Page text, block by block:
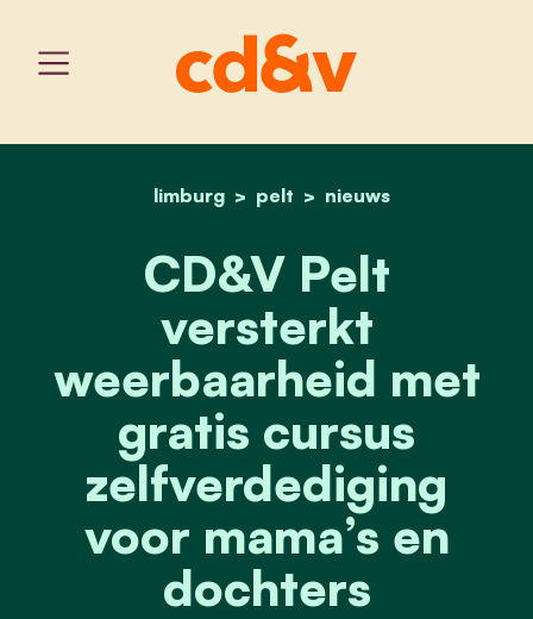
home
limburg pelt nieuws
cd&v pelt versterkt
CD&V Pelt
versterkt
weerbaarheid met
gratis cursus
zelfverdediging
voor mama’s en
dochters